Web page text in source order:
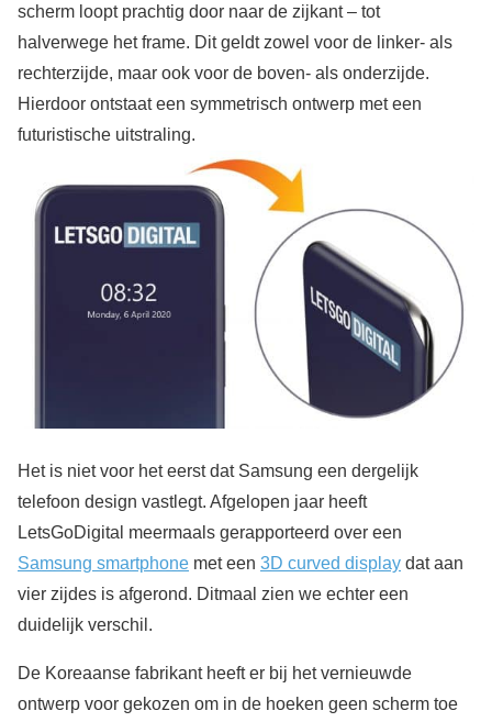
scherm loopt prachtig door naar de zijkant – tot
halverwege het frame. Dit geldt zowel voor de linker- als
rechterzijde, maar ook voor de boven- als onderzijde.
Hierdoor ontstaat een symmetrisch ontwerp met een
futuristische uitstraling.
Het is niet voor het eerst dat Samsung een dergelijk
telefoon design vastlegt. Afgelopen jaar heeft
LetsGoDigital meermaals gerapporteerd over een
Samsung smartphone met een 3D curved display dat aan
vier zijdes is afgerond. Ditmaal zien we echter een
duidelijk verschil.
De Koreaanse fabrikant heeft er bij het vernieuwde
ontwerp voor gekozen om in de hoeken geen scherm toe